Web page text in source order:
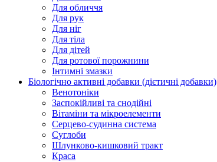
Для обличчя
Для рук
Для ніг
Для тіла
Для дітей
Для ротової порожнини
Інтимні змазки
Біологічно активні добавки (дієтичні добавки)
Венотоніки
Заспокійливі та снодійні
Вітаміни та мікроелементи
Серцево-судинна система
Суглоби
Шлунково-кишковий тракт
Краса